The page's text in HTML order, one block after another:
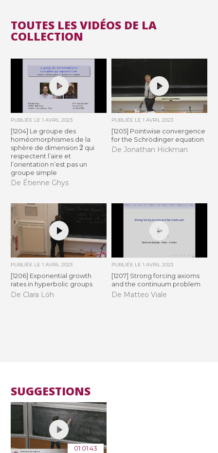
TOUTES LES VIDÉOS DE LA
COLLECTION
PUBLIÉE LE1 AVRIL 2023
[1204] Le groupe des
homéomorphismes de la
sphère de dimension2 qui
respectent l’aire et
l’orientation n’est pas un
groupe simple
De Étienne Ghys
PUBLIÉE LE 1 AVRIL 2023
[1205] Pointwise convergence
for the Schrödinger equation
De Jonathan Hickman
PUBLIÉE LE1 AVRIL 2023
[1206] Exponential growth
rates in hyperbolic groups
De Clara Löh
PUBLIÉE LE 1 AVRIL 2023
[1207] Strong forcing axioms
and the continuum problem
De Matteo Viale
SUGGESTIONS
01:01:43